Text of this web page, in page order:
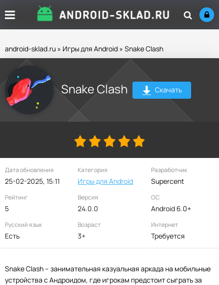
android-sklad.ru » Игры для Android » Snake Clash
Snake Clash Скачать
Дата обновления
25-02-2025, 15:11
Категория
Игры для Android
Разработчик
Supercent
Рейтинг
5
Версия
24.0.0
ОС
Android 6.0+
Русский язык
Есть
Возраст
3+
Интернет
Требуется
Snake Clash – занимательная казуальная аркада на мобильные
устройства с Андроидом, где игрокам предстоит сыграть за